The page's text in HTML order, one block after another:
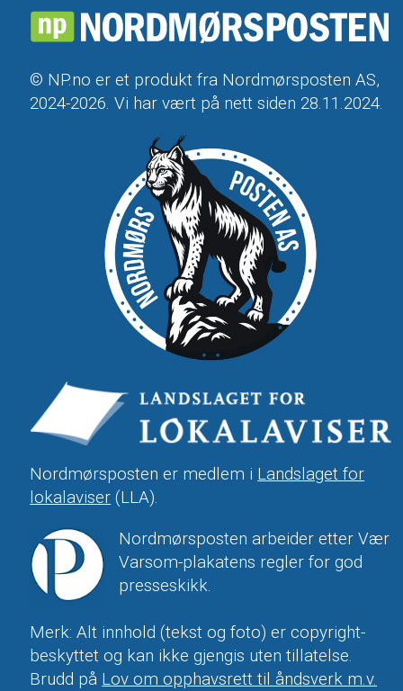
© NP.no er et produkt fra Nordmørsposten AS,
2024-2026. Vi har vært på nett siden 28.11.2024.
Nordmørsposten er medlem i Landslaget for
lokalaviser (LLA).
Nordmørsposten arbeider etter Vær
Varsom-plakatens regler for god
presseskikk.
Merk: Alt innhold (tekst og foto) er copyright-
beskyttet og kan ikke gjengis uten tillatelse.
Brudd på Lov om opphavsrett til åndsverk m.v.